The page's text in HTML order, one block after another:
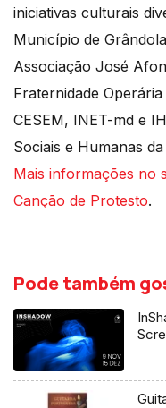
iniciativas culturais
Município de
Associação José
Fraternidade
CESEM, INET-md e
Sociais e Humanas
Mais informações no
Canção de Protesto.
Pode também